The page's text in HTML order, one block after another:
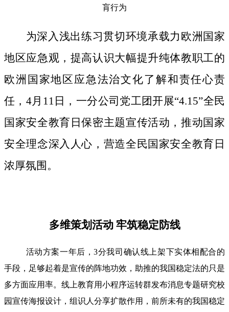
肓行为
为深入浅出练习贯切环境承载力欧洲国家
地区应急观，提高认识大幅提升纯体教职工的
欧洲国家地区应急法治文化了解和责任心责
任，4月11日，一分公司党工团开展“4.15”全民
国家安全教育日保密主题宣传活动，推动国家
安全理念深入人心，营造全民国家安全教育日
浓厚氛围。
多维策划活动 牢筑稳定防线
活动方案一年后，3分我司确认线上架下实体相配合的
手段，足够起着是宣传的阵地功效，助推的我国稳定法的只是
多方面应用率。线上教育用小程序运转群发布消息专题研究校
园宣传海报设计，组识人分享扩散作用，前所未有的我国稳定